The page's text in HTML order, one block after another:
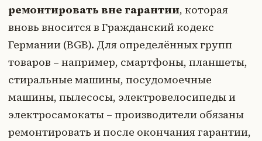
ремонтировать вне гарантии, которая
вновь вносится в Гражданский кодекс
Германии (BGB). Для определённых групп
товаров – например, смартфоны, планшеты,
стиральные машины, посудомоечные
машины, пылесосы, электровелосипеды и
электросамокаты – производители обязаны
ремонтировать и после окончания гарантии,